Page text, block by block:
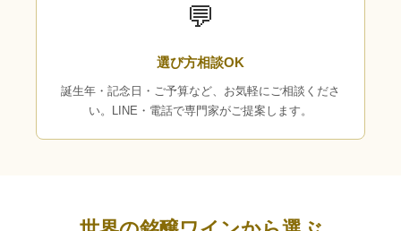
💬
選び方相談OK
誕生年・記念日・ご予算など、お気軽にご相談くださ
い。LINE・電話で専門家がご提案します。